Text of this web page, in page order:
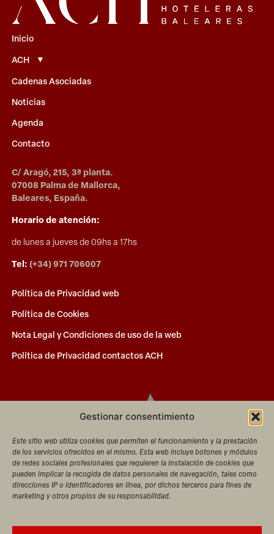
Gestionar consentimiento
Este sitio web utiliza cookies que permiten el funcionamiento y la prestación
de los servicios ofrecidos en el mismo. Esta web incluye botones y módulos
de redes sociales profesionales que requieren la instalación de cookies que
pueden implicar la recogida de datos personales de navegación, tales como
direcciones IP o identificadores en línea, por dichos terceros para fines de
marketing y otros propios de su responsabilidad.
Inicio
ACH
Cadenas Asociadas
Noticias
Agenda
Contacto
C/ Aragó, 215, 3ª planta.
07008 Palma de Mallorca,
Baleares, España.
Horario de atención:
de lunes a jueves de 09hs a 17hs
Tel:(+34) 971 706007
Política de Privacidad web
Política de Cookies
Nota Legal y Condiciones de uso de la web
Política de Privacidad contactos ACH